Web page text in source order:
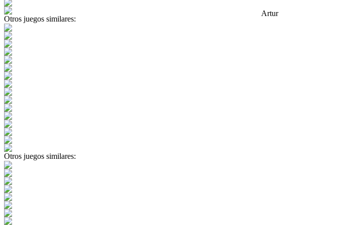
Artur
Otros juegos similares:
Otros juegos similares: